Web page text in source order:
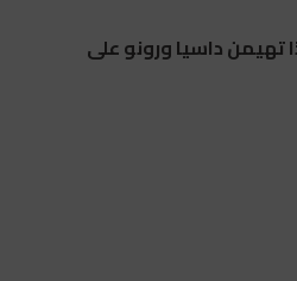
تهيمن داسيا ورونو على